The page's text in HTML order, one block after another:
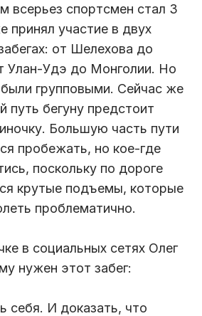
всерьез спортсмен стал 3
принял участие в двух
от Шелехова до
Улан-Удэ до Монголии. Но
групповыми. Сейчас же
путь бегуну предстоит
Большую часть пути
пробежать, но кое-где
поскольку по дороге
крутые подъемы, которые
проблематично.
в социальных сетях Олег
нужен этот забег:
себя. И доказать, что